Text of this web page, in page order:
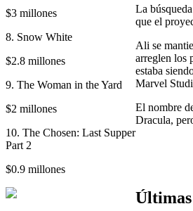
$3 millones
8. Snow White
$2.8 millones
9. The Woman in the Yard
$2 millones
10. The Chosen: Last Supper
Part 2
$0.9 millones
La
que el
Ali se
arreglen los
estaba
Marvel
El nombre
Dracula,